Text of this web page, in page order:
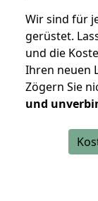
Wir sind für
gerüstet.
und die
Ihren neuen
Zögern Sie
und